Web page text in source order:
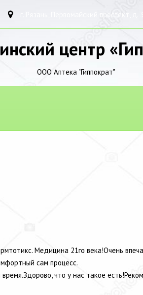
г. Рязань, Первомайский проспект, д. 37
центр
ООО Аптека "Гиппократ"
Медицина 21го века!Очень
сам процесс.
что у нас такое